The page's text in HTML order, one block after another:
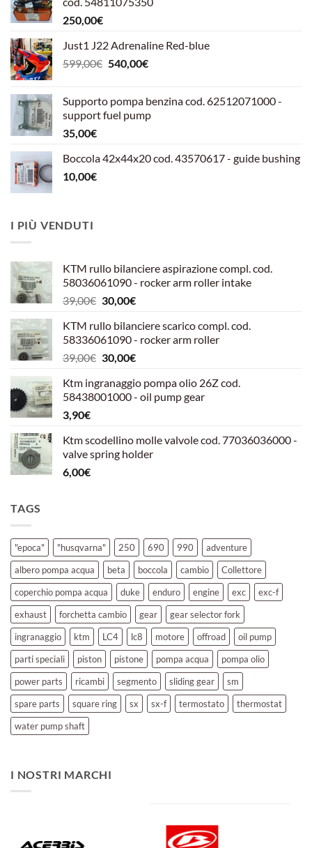
250,00€
Just1 J22 Adrenaline Red-blue
599,00€ Il
era:
599,00€.
540,00€Il
è:
540,00€.
Supporto pompa benzina cod. 62512071000 -
support fuel pump
35,00€
Boccola 42x44x20 cod. 43570617 - guide bushing
10,00€
I PIÙ VENDUTI
KTM rullo bilanciere aspirazione compl. cod.
58036061090 - rocker arm roller intake
39,00€ Il
originale
era:
39,00€.
30,00€Il
attuale
è:
30,00€.
KTM rullo bilanciere scarico compl. cod.
58336061090 - rocker arm roller
39,00€ Il
originale
era:
30,00€Il
attuale
è:
Ktm ingranaggio pompa olio 26Z cod.
58438001000 - oil pump gear
3,90€
Ktm scodellino molle valvole cod. 77036036000 -
valve spring holder
6,00€
TAGS
"epoca" "husqvarna" 250 690 990
adventure
albero pompa acqua
beta boccola cambio
Collettore
coperchio pompa acqua
duke enduro engine exc
exc-f
exhaust
forchetta cambio gear
gear selector fork
ingranaggio
ktm LC4 lc8 motore offroad
oil pump
parti speciali
piston pistone pompa acqua
pompa olio
power parts
ricambi segmento sliding gear
sm
spare parts
square ring sx sx-f termostato
thermostat
water pump shaft
I NOSTRI MARCHI